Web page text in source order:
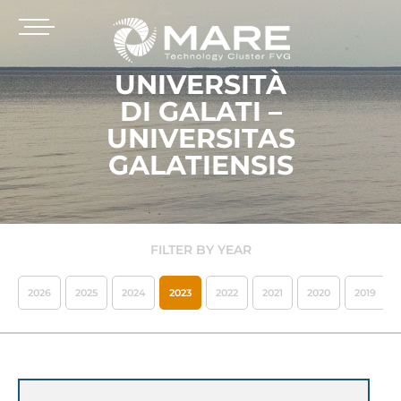
UNIVERSITÀ
DI GALATI –
UNIVERSITAS
GALATIENSIS
FILTER BY YEAR
2026 2025 2024 2023 2022 2021 2020 2019